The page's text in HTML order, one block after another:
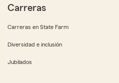
Carreras
Carreras en State Farm
Diversidad e inclusión
Jubilados